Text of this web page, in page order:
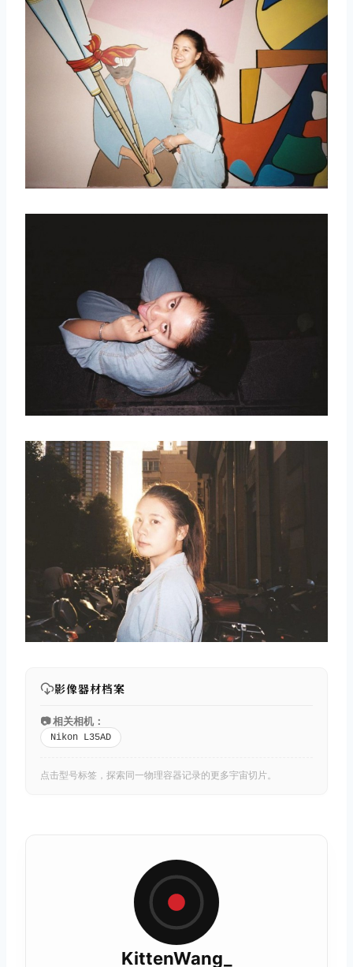
影像器材档案
📷 相关相机：
Nikon L35AD
点击型号标签，探索同一物理容器记录的更多宇宙切片。
KittenWang_